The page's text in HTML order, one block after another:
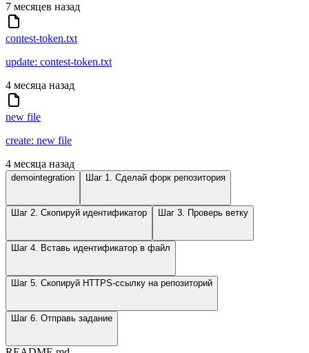
7 месяцев назад
contest-token.txt
update: contest-token.txt
4 месяца назад
new file
create: new file
4 месяца назад
demointegration Шаг 1. Сделай форк репозитория
Шаг 2. Скопируй идентификатор Шаг 3. Проверь ветку
Шаг 4. Вставь идентификатор в файл
Шаг 5. Скопируй HTTPS-ссылку на репозиторий
Шаг 6. Отправь задание